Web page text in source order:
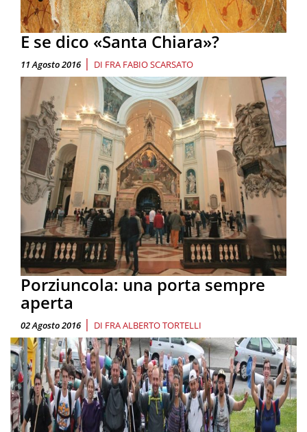
E se dico «Santa Chiara»?
11 Agosto 2016 | DI FRA FABIO SCARSATO
Porziuncola: una porta sempre
aperta
02 Agosto 2016 | DI FRA ALBERTO TORTELLI